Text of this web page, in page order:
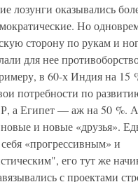
лозунги оказывались
Но
сторону по рукам и
для нее
в 60-х Индия на 15
потребности по
а Египет — аж на 50 %.
и новые «друзья».
«прогрессивным» и
его тут же
с проектами